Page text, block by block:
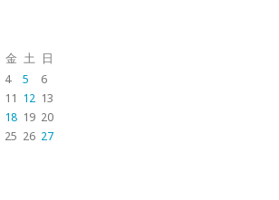
金 土
日
4 5
6
11 12 13
18 19 20
25 26 27